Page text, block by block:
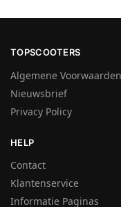
TOPSCOOTERS
Algemene Voorwaarden
Nieuwsbrief
Privacy Policy
HELP
Contact
Klantenservice
Informatie Paginas